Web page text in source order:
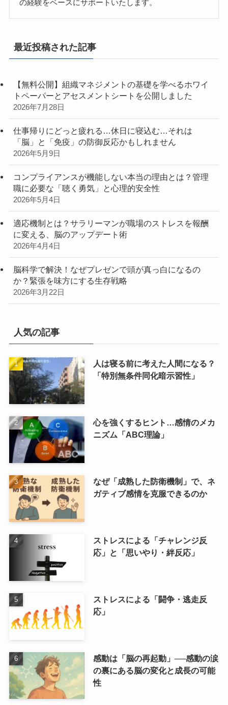
の経験をベースにサポートいたします。
最近投稿された記事
【無料公開】組織マネジメントの基礎を学べるホワイ
トペーパーとアセスメントシートを公開しました
2026年7月28日
仕事帰りにどっと疲れる…休日に寝込む…それは
「脳」と「免疫」の防御反応かもしれません
2026年5月9日
コンプライアンスが機能しない本当の理由とは？管理
職に必要な「聴く勇気」と心理的安全性
2026年5月4日
適応機制とは？サラリーマンが職場のストレスを報酬
に変える、脳のアップデート術
2026年4月4日
脳科学で解決！なぜプレゼンで頭が真っ白になるの
か？緊張を味方にする生存戦略
2026年3月22日
人気の記事
人は寝る前に考えた人間になる？
「特別無条件同化暗示習性」
心を強くするヒント…感情のメカ
ニズム「ABC理論」
なぜ「成熟した防衛機制」で、ネ
ガティブ感情を克服できるのか
ストレスによる「チャレンジ反
応」と「思いやり・絆反応」
ストレスによる「闘争・逃走反
応」
感動は「脳の再起動」──感動の涙
の裏にある脳の変化と成長の可能
性